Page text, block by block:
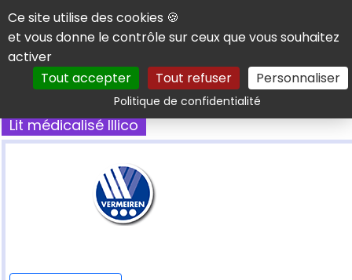
Panneau de gestion des cookies
Ce site utilise des cookies 🍪
et vous donne le contrôle sur ceux que vous souhaitez
activer
Tout accepter
Tout refuser Personnaliser
Politique de confidentialitéRechercher
Lit médicalisé Illico